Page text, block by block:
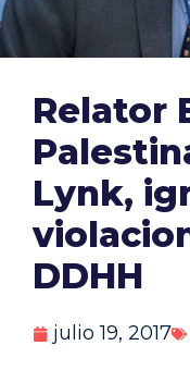
Relator
Lynk,
DDHH
julio 19, 2017